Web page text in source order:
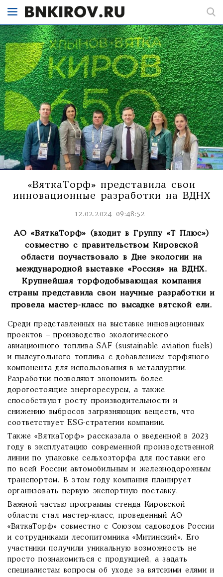
«ВяткаТорф» представила свои
инновационные разработки на ВДНХ
12.02.2024 09:48:52
АО «ВяткаТорф» (входит в Группу «Т Плюс»)
совместно с правительством Кировской
области поучаствовало в Дне экологии на
международной выставке «Россия» на ВДНХ.
Крупнейшая торфодобывающая компания
страны представила свои научные разработки и
провела мастер-класс по высадке вятской ели.
Среди представленных на выставке инновационных
проектов – производство экологического
авиационного топлива SAF (sustainable aviation fuels)
и пылеугольного топлива с добавлением торфяного
компонента для использования в металлургии.
Разработки позволяют экономить более
дорогостоящие энергоресурсы, а также
способствуют росту производительности и
снижению выбросов загрязняющих веществ, что
соответствует ESG-стратегии компании.
Также «ВяткаТорф» рассказала о введенной в 2023
году в эксплуатацию современной производственной
линии по упаковке сельхозторфа для поставки его
по всей России автомобильным и железнодорожным
транспортом. В этом году компания планирует
организовать первую экспортную поставку.
Важной частью программы стенда Кировской
области стал мастер-класс, проведенный АО
«ВяткаТорф» совместно с Союзом садоводов России
и сотрудниками лесопитомника «Митинский». Его
участники получили уникальную возможность не
просто познакомиться с продукцией, а задать
специалистам вопросы об уходе за вятскими елями и